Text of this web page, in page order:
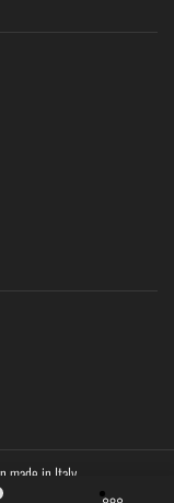
made in Italy